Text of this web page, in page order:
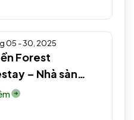
05 - 30, 2025
Forest
– Nhà sàn
thống người Tày